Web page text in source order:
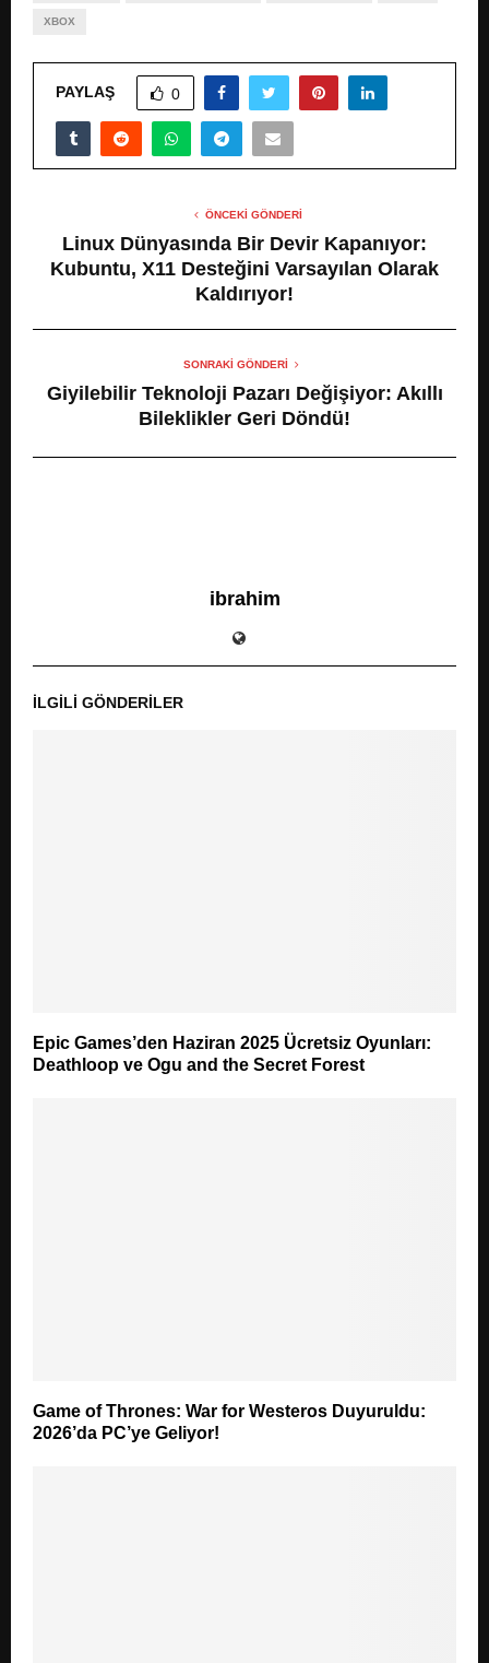
XBOX
PAYLAŞ 0
ÖNCEKI GÖNDERI
Linux Dünyasında Bir Devir Kapanıyor:
Kubuntu, X11 Desteğini Varsayılan Olarak
Kaldırıyor!
SONRAKI GÖNDERI
Giyilebilir Teknoloji Pazarı Değişiyor: Akıllı
Bileklikler Geri Döndü!
ibrahim
İLGILI GÖNDERILER
Epic Games’den Haziran 2025 Ücretsiz Oyunları:
Deathloop ve Ogu and the Secret Forest
Game of Thrones: War for Westeros Duyuruldu:
2026’da PC’ye Geliyor!